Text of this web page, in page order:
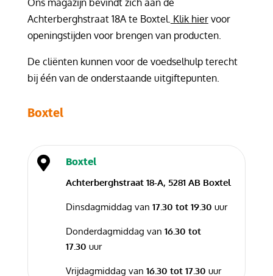
Ons magazijn bevindt zich aan de
Achterberghstraat 18A te Boxtel. Klik hiervoor
openingstijden voor brengen van producten.
De cliënten kunnen voor de voedselhulp terecht
bij één van de onderstaande uitgiftepunten.
Boxtel
 Boxtel
Achterberghstraat 18-A, 5281 AB Boxtel
Dinsdagmiddag van 17.30 tot 19.30 uur
Donderdagmiddag van 16.30 tot
17.30 uur
Vrijdagmiddag van 16.30 tot 17.30 uur